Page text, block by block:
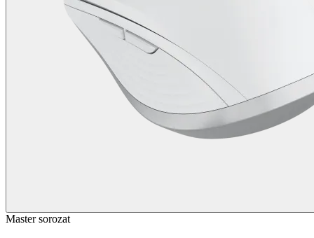
Master sorozat